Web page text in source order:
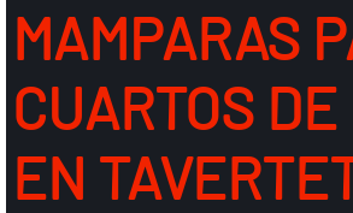
MAMPARAS
CUARTOS
EN